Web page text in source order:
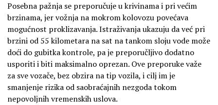
Posebna pažnja se preporučuje u krivinama i pri većim
brzinama, jer vožnja na mokrom kolovozu povećava
mogućnost proklizavanja. Istraživanja ukazuju da već pri
brzini od 55 kilometara na sat na tankom sloju vode može
doći do gubitka kontrole, pa je preporučljivo dodatno
usporiti i biti maksimalno oprezan. Ove preporuke važe
za sve vozače, bez obzira na tip vozila, i cilj im je
smanjenje rizika od saobraćajnih nezgoda tokom
nepovoljnih vremenskih uslova.